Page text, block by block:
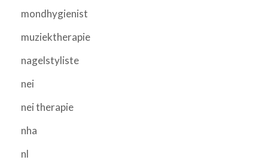
mondhygienist
muziektherapie
nagelstyliste
nei
nei therapie
nha
nl